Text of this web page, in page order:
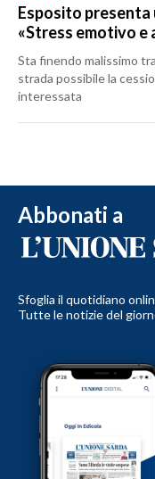
Esposito
«Stress emotivo e
Sta finendo malissimo
strada possibile la
interessata
Abbonati a
Sfoglia il quotidiano
Tutte le notizie del